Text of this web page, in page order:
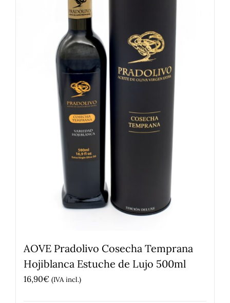
AOVE Pradolivo Cosecha Temprana
Hojiblanca Estuche de Lujo 500ml
16,90€ (IVA incl.)